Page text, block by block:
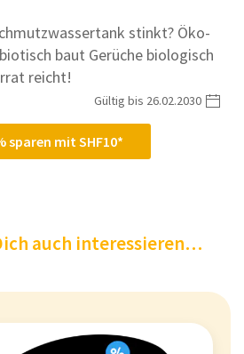
stinkt? Öko-
baut Gerüche biologisch
reicht!
sparen mit SHF10*
Gültig bis 26.02.2030
auch interessieren…